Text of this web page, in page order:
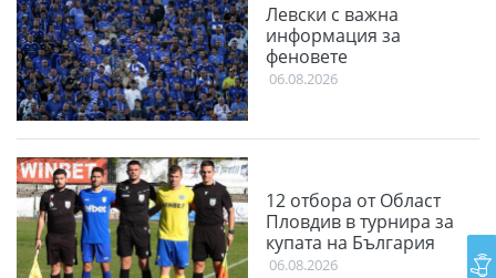
Левски с важна
информация за
феновете
06.08.2026
12 отбора от Област
Пловдив в турнира за
купата на България
06.08.2026